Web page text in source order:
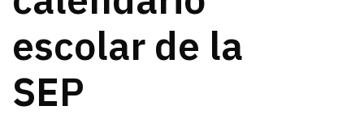
escolar de la
SEP